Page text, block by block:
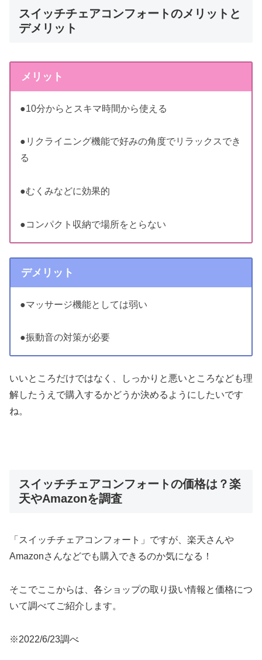
スイッチチェアコンフォートのメリットと
デメリット
メリット
●10分からとスキマ時間から使える
●リクライニング機能で好みの角度でリラックスでき
る
●むくみなどに効果的
●コンパクト収納で場所をとらない
デメリット
●マッサージ機能としては弱い
●振動音の対策が必要
いいところだけではなく、しっかりと悪いところなども理
解したうえで購入するかどうか決めるようにしたいです
ね。
スイッチチェアコンフォートの価格は？楽
天やAmazonを調査
「スイッチチェアコンフォート」ですが、楽天さんや
Amazonさんなどでも購入できるのか気になる！
そこでここからは、各ショップの取り扱い情報と価格につ
いて調べてご紹介します。
※2022/6/23調べ